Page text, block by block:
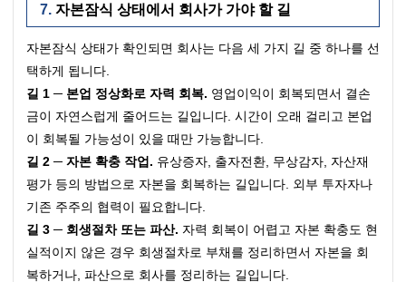
자본잠식 상태에서 회사가 가야 할 길
자본잠식 상태가 확인되면 회사는 다음 세 가지 길 중 하나를 선
택하게 됩니다.
길 1 ─ 본업 정상화로 자력 회복. 영업이익이 회복되면서 결손
금이 자연스럽게 줄어드는 길입니다. 시간이 오래 걸리고 본업
이 회복될 가능성이 있을 때만 가능합니다.
길 2 ─ 자본 확충 작업. 유상증자, 출자전환, 무상감자, 자산재
평가 등의 방법으로 자본을 회복하는 길입니다. 외부 투자자나
기존 주주의 협력이 필요합니다.
길 3 ─ 회생절차 또는 파산. 자력 회복이 어렵고 자본 확충도 현
실적이지 않은 경우 회생절차로 부채를 정리하면서 자본을 회
복하거나, 파산으로 회사를 정리하는 길입니다.